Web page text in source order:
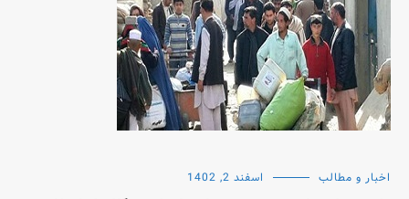
اخبار و مطالب اسفند 2, 1402